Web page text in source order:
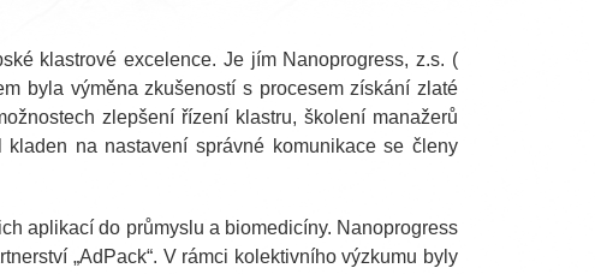
klastrové excelence. Je jím Nanoprogress, z.s. (
byla výměna zkušeností s procesem získání zlaté
zlepšení řízení klastru, školení manažerů
na nastavení správné komunikace se členy
aplikací do průmyslu a biomedicíny. Nanoprogress
„AdPack“. V rámci kolektivního výzkumu byly